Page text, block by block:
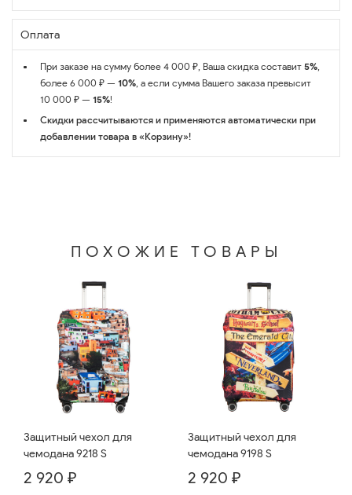
Оплата
При заказе на сумму более 4 000 ₽, Ваша скидка составит 5%,
более 6 000 ₽ — 10%, а если сумма Вашего заказа превысит
10 000 ₽ — 15%!
Скидки рассчитываются и применяются автоматически при
добавлении товара в «Корзину»!
ПОХОЖИЕ ТОВАРЫ
Защитный чехол для
чемодана 9218 S
2 920 ₽
Защитный чехол для
чемодана 9198 S
2 920 ₽